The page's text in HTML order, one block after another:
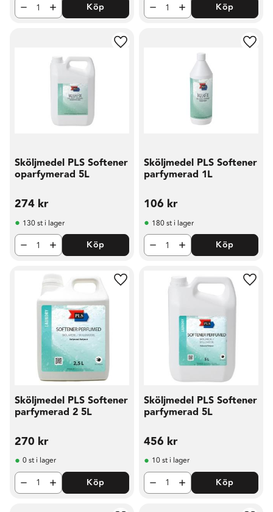
Köp Köp
Sköljmedel PLS Softener
oparfymerad 5L
274 kr
Lägg till i favoriter
130 st i lager
Köp
Sköljmedel PLS Softener
parfymerad 1L
106 kr
180 st i lager
Köp
Sköljmedel PLS Softener
parfymerad 2 5L
270 kr
Lägg till i favoriter
0 st i lager
Köp
Sköljmedel PLS Softener
parfymerad 5L
456 kr
10 st i lager
Köp